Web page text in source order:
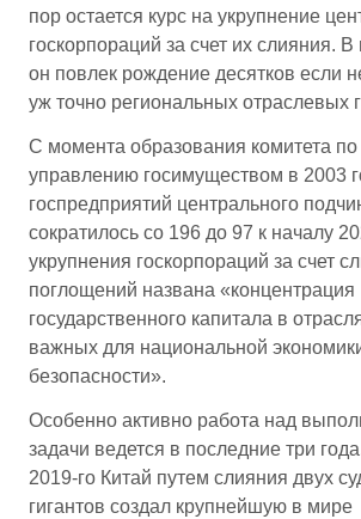
пор остается курс на укрупнение
госкорпораций за счет их слияния.
он повлек рождение десятков если
уж точно региональных отраслевых
С момента образования комитета
управлению госимуществом в 2003
госпредприятий центрального
сократилось со 196 до 97 к началу
укрупнения госкорпораций за счет
поглощений названа «концентрация
государственного капитала в
важных для национальной
безопасности».
Особенно активно работа над
задачи ведется в последние три
2019-го Китай путем слияния двух
гигантов создал крупнейшую в мире